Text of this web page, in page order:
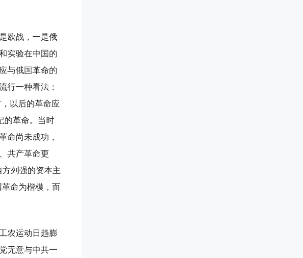
欧战，一是俄
实验在中国的
与俄国革命的
行一种看法：
以后的革命应
的革命。当时
命尚未成功，
共产革命更
方列强的资本主
命为楷模，而
农运动日趋膨
无意与中共一